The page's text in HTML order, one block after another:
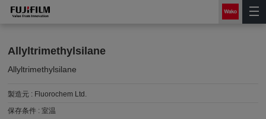
Allyltrimethylsilane
Allyltrimethylsilane
製造元 : Fluorochem Ltd.
保存条件 :室温